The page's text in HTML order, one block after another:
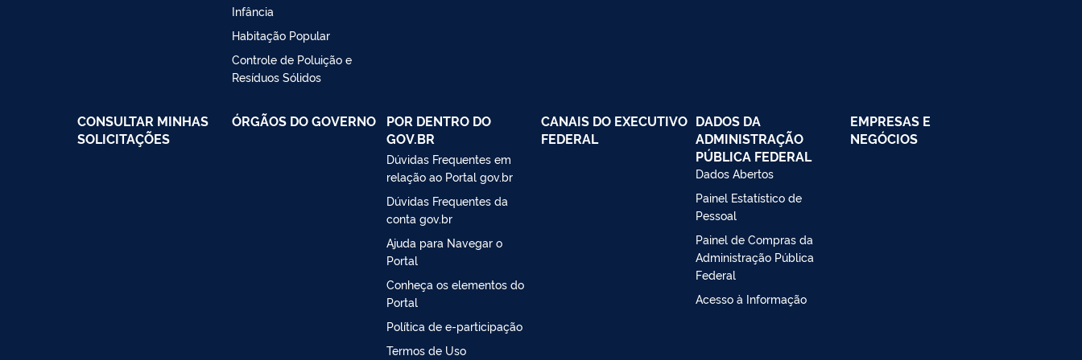
Infância
Habitação Popular
Controle de Poluição e
Resíduos Sólidos
CONSULTAR MINHAS
SOLICITAÇÕES
ÓRGÃOS DO GOVERNO
POR DENTRO DO
GOV.BR
Dúvidas Frequentes em
relação ao Portal gov.br
Dúvidas Frequentes da
conta gov.br
Ajuda para Navegar o
Portal
Conheça os elementos do
Portal
Política de e-participação
Termos de Uso
CANAIS DO EXECUTIVO
FEDERAL
DADOS DA
ADMINISTRAÇÃO
PÚBLICA FEDERAL
Dados Abertos
Painel Estatístico de
Pessoal
Painel de Compras da
Administração Pública
Federal
Acesso à Informação
EMPRESAS E
NEGÓCIOS